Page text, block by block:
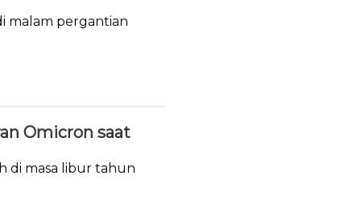
malam pergantian
Omicron saat
di masa libur tahun